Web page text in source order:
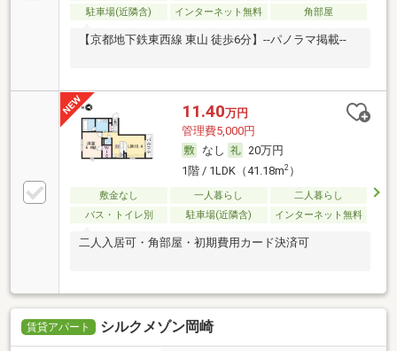
駐車場(近隣含)
インターネット無料 角部屋
【京都地下鉄東西線 東山 徒歩6分】--パノラマ掲載--
11.40万円
管理費5,000円
なし
20万円
1階 / 1LDK（41.18m2）
敷金なし 一人暮らし
二人暮らし
バス・トイレ別
駐車場(近隣含) インターネット無料
二人入居可・角部屋・初期費用カード決済可
賃貸アパート シルクメゾン岡崎